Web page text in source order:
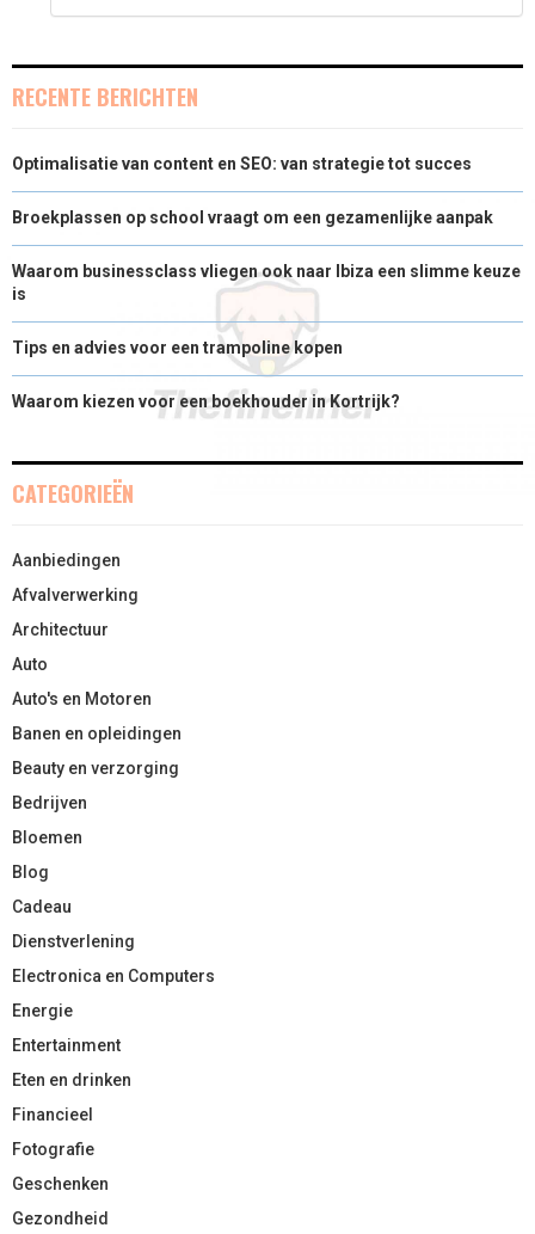
RECENTE BERICHTEN
Optimalisatie van content en SEO: van strategie tot succes
Broekplassen op school vraagt om een gezamenlijke aanpak
Waarom businessclass vliegen ook naar Ibiza een slimme keuze
is
Tips en advies voor een trampoline kopen
Waarom kiezen voor een boekhouder in Kortrijk?
CATEGORIEËN
Aanbiedingen
Afvalverwerking
Architectuur
Auto
Auto's en Motoren
Banen en opleidingen
Beauty en verzorging
Bedrijven
Bloemen
Blog
Cadeau
Dienstverlening
Electronica en Computers
Energie
Entertainment
Eten en drinken
Financieel
Fotografie
Geschenken
Gezondheid